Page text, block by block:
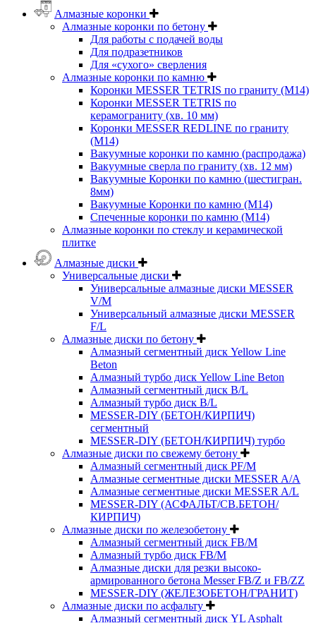
Алмазные коронки
Алмазные коронки по бетону
Для работы с подачей воды
Для подразетников
Для «сухого» сверления
Алмазные коронки по камню
Коронки MESSER TETRIS по граниту (М14)
Коронки MESSER TETRIS по
керамограниту (хв. 10 мм)
Коронки MESSER REDLINE по граниту
(М14)
Вакуумные коронки по камню (распродажа)
Вакуумные сверла по граниту (хв. 12 мм)
Вакуумные Коронки по камню (шестигран.
8мм)
Вакуумные Коронки по камню (M14)
Спеченные коронки по камню (M14)
Алмазные коронки по стеклу и керамической
плитке
Алмазные диски
Универсальные диски
Универсальные алмазные диски MESSER
V/M
Универсальный алмазные диски MESSER
F/L
Алмазные диски по бетону
Алмазный сегментный диск Yellow Line
Beton
Алмазный турбо диск Yellow Line Beton
Алмазный сегментный диск B/L
Алмазный турбо диск B/L
MESSER-DIY (БЕТОН/КИРПИЧ)
сегментный
MESSER-DIY (БЕТОН/КИРПИЧ) турбо
Алмазные диски по свежему бетону
Алмазный сегментный диск PF/M
Алмазные сегментные диски MESSER A/A
Алмазные сегментные диски MESSER A/L
MESSER-DIY (АСФАЛЬТ/СВ.БЕТОН/
КИРПИЧ)
Алмазные диски по железобетону
Алмазный сегментный диск FB/M
Алмазный турбо диск FB/M
Алмазные диски для резки высоко-
армированного бетона Messer FB/Z и FB/ZZ
MESSER-DIY (ЖЕЛЕЗОБЕТОН/ГРАНИТ)
Алмазные диски по асфальту
Алмазный сегментный диск YL Asphalt